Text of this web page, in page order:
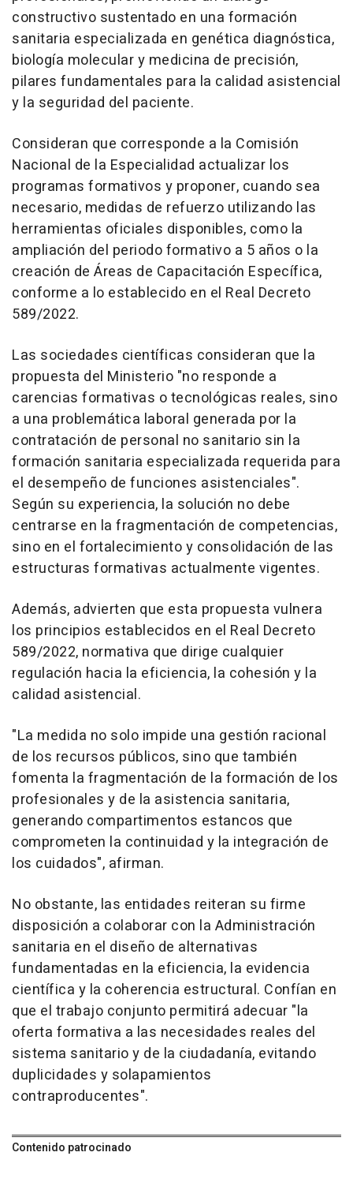
constructivo sustentado en una formación
sanitaria especializada en genética diagnóstica,
biología molecular y medicina de precisión,
pilares fundamentales para la calidad asistencial
y la seguridad del paciente.
Consideran que corresponde a la Comisión
Nacional de la Especialidad actualizar los
programas formativos y proponer, cuando sea
necesario, medidas de refuerzo utilizando las
herramientas oficiales disponibles, como la
ampliación del periodo formativo a 5 años o la
creación de Áreas de Capacitación Específica,
conforme a lo establecido en el Real Decreto
589/2022.
Las sociedades científicas consideran que la
propuesta del Ministerio "no responde a
carencias formativas o tecnológicas reales, sino
a una problemática laboral generada por la
contratación de personal no sanitario sin la
formación sanitaria especializada requerida para
el desempeño de funciones asistenciales".
Según su experiencia, la solución no debe
centrarse en la fragmentación de competencias,
sino en el fortalecimiento y consolidación de las
estructuras formativas actualmente vigentes.
Además, advierten que esta propuesta vulnera
los principios establecidos en el Real Decreto
589/2022, normativa que dirige cualquier
regulación hacia la eficiencia, la cohesión y la
calidad asistencial.
"La medida no solo impide una gestión racional
de los recursos públicos, sino que también
fomenta la fragmentación de la formación de los
profesionales y de la asistencia sanitaria,
generando compartimentos estancos que
comprometen la continuidad y la integración de
los cuidados", afirman.
No obstante, las entidades reiteran su firme
disposición a colaborar con la Administración
sanitaria en el diseño de alternativas
fundamentadas en la eficiencia, la evidencia
científica y la coherencia estructural. Confían en
que el trabajo conjunto permitirá adecuar "la
oferta formativa a las necesidades reales del
sistema sanitario y de la ciudadanía, evitando
duplicidades y solapamientos
contraproducentes".
Contenido patrocinado